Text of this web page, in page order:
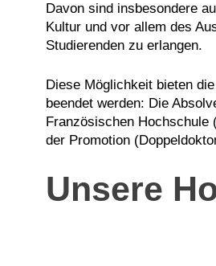
Davon sind insbesondere
Kultur und vor allem des
Studierenden zu erlangen.
Diese Möglichkeit bieten
beendet werden: Die
Französischen Hochschule
der Promotion
Unsere